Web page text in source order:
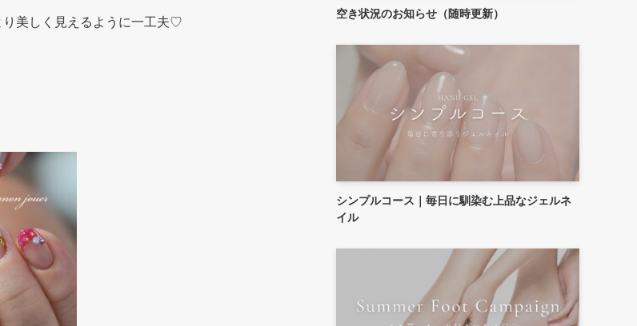
り美しく見えるように一工夫♡
空き状況のお知らせ（随時更新）
シンプルコース｜毎日に馴染む上品なジェルネ
イル